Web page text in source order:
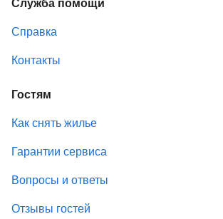
Справка
Контакты
Гостям
Как снять жилье
Гарантии сервиса
Вопросы и ответы
Отзывы гостей